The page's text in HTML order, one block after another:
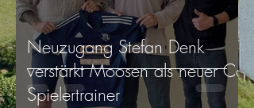
Neuzugang Stefan Denk
verstärkt Moosen als neuer Co-
Spielertrainer